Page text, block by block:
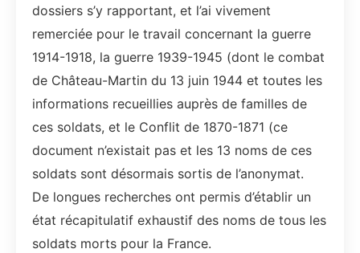
dossiers s’y rapportant, et l’ai vivement
remerciée pour le travail concernant la guerre
1914-1918, la guerre 1939-1945 (dont le combat
de Château-Martin du 13 juin 1944 et toutes les
informations recueillies auprès de familles de
ces soldats, et le Conflit de 1870-1871 (ce
document n’existait pas et les 13 noms de ces
soldats sont désormais sortis de l’anonymat.
De longues recherches ont permis d’établir un
état récapitulatif exhaustif des noms de tous les
soldats morts pour la France.